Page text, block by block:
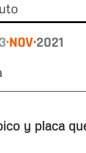
NOV 2021
y placa